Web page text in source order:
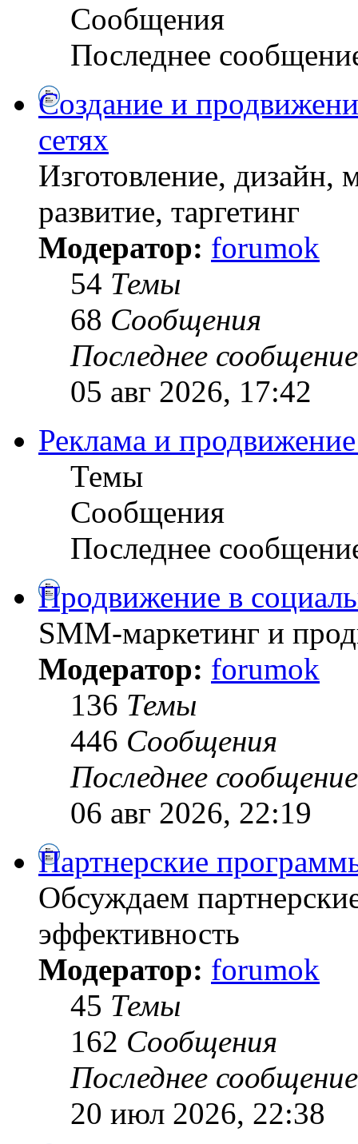
Сообщения
Последнее
Создание и
сетях
Изготовление, дизайн,
развитие, таргетинг
Модератор: forumok
54 Темы
68 Сообщения
Последнее сообщение
05 авг 2026, 17:42
Реклама и
Темы
Сообщения
Последнее
Продвижение в
SMM-маркетинг и
Модератор: forumok
136 Темы
446 Сообщения
Последнее сообщение
06 авг 2026, 22:19
Партнерские
Обсуждаем
эффективность
Модератор: forumok
45 Темы
162 Сообщения
Последнее сообщение
20 июл 2026, 22:38